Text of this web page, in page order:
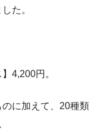
た。
4,200円。
に加えて、20種類